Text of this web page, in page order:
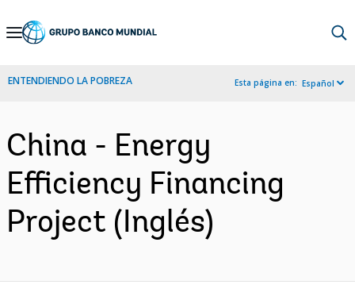
Skip
Navigation
ENTENDIENDO LA POBREZA Esta página en: Español
China - Energy
Efficiency Financing
Project (Inglés)